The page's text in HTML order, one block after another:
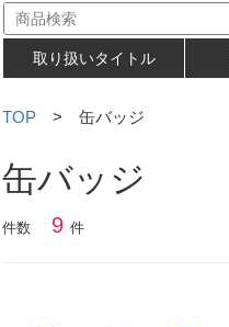
取り扱いタイトル
TOP > 缶バッジ
缶バッジ
件数 9 件